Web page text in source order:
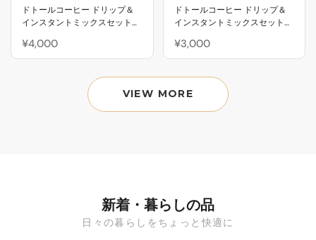
ドトールコーヒー ドリップ＆
インスタントミックスセット
¥4,000
ドトールコーヒー ドリップ＆
インスタントミックスセット
¥3,000
VIEW MORE
新着・暮らしの品
日々の暮らしをちょっと快適に